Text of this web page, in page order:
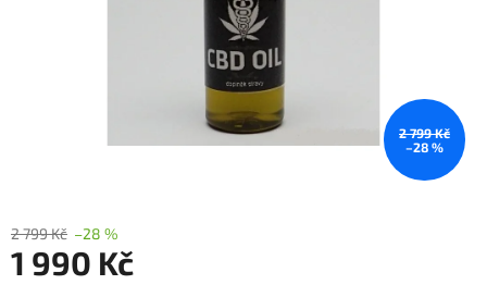
2 799 Kč
–28 %
2 799 Kč –28 %
1 990 Kč